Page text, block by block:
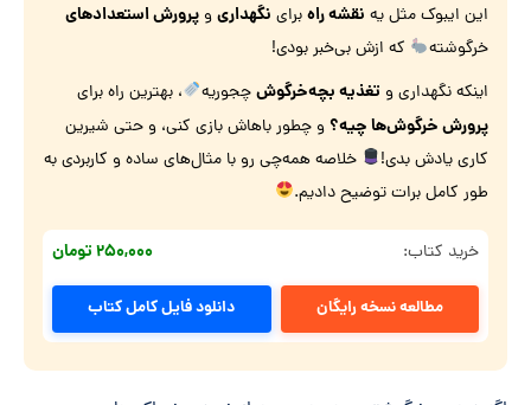
این ایبوک مثل یه نقشه راهبرای نگهداریو پرورش استعدادهای
خرگوشته
که ازش بی‌خبر بودی!
اینکه نگهداری و تغذیه بچه‌خرگوشچجوریه ، بهترین راه برای
پرورش خرگوش‌ها‌ چیه؟و چطور باهاش بازی کنی، و حتی شیرین
کاری یادش بدی!
خلاصه همه‌چی رو با مثال‌های ساده و کاربردی به
طور کامل برات توضیح دادیم.
خرید کتاب: ۲۵۰,۰۰۰ تومان
مطالعه نسخه رایگان دانلود فایل کامل کتاب